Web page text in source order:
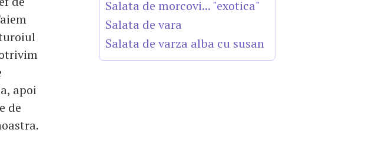
apoi
de
Salata de morcovi... "exotica"
Salata de vara
Salata de varza alba cu susan